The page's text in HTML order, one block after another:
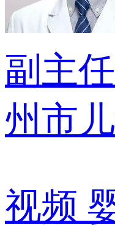
副主
州市
视频